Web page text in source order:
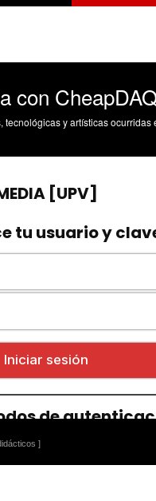
8051
ocurridas en los tres